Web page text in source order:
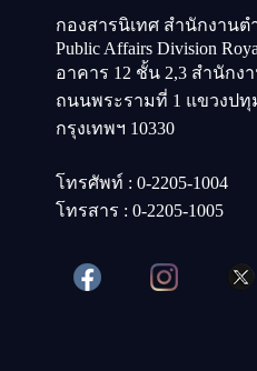
กองสารนิเทศ สำนักงานต
Public Affairs Division
อาคาร 12 ชั้น 2,3 สำนักง
ถนนพระรามที่ 1 แขวงป
กรุงเทพฯ 10330
โทรศัพท์ : 0-2205-1004
โทรสาร : 0-2205-1005